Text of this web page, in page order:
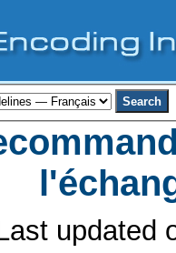
updated